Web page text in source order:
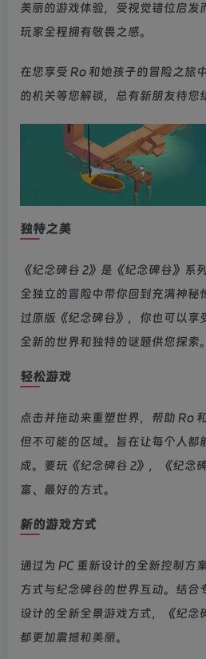
美丽的游戏体验，受视觉错位启发
玩家全程拥有敬畏之感。
在您享受 Ro 和她孩子的冒险之旅
的机关等您解锁，总有新朋友待您
独特之美
《纪念碑谷 2》是《纪念碑谷》系
全独立的冒险中带你回到充满神秘
过原版《纪念碑谷》，你也可以享
全新的世界和独特的谜题供您探索。
轻松游戏
点击并拖动来重塑世界，帮助 Ro
但不可能的区域。旨在让每个人都
成。要玩《纪念碑谷 2》，《纪念
富、最好的方式。
新的游戏方式
通过为 PC 重新设计的全新控制方
方式与纪念碑谷的世界互动。结合
设计的全新全景游戏方式，《纪念
都更加震撼和美丽。